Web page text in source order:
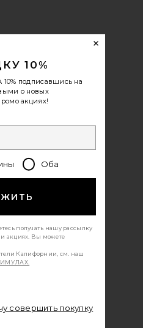
10%
подписавшись на
о новых
акциях!
Оба
получать нашу рассылку
и акциях. Вы можете
Калифорнии, см. наш
совершить покупку